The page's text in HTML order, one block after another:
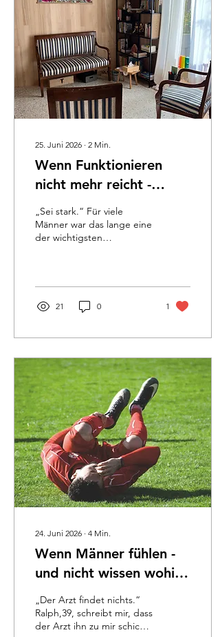
25. Juni 2026 ∙ 2 Min.
Wenn Funktionieren
nicht mehr reicht -
Männer zwischen
Stärke, Scham und
echter Verbindung
„Sei stark.“ Für viele
Männer war das lange eine
der wichtigsten
übernehmen Leistung
bringen Probleme lösen
durchhalten. Gefühle sind
Unsicherheit oder
Überforderung hatten
wenig Platz. Doch viele
Männer erleben heute,
dass dieses traditionelle
Bild von Männlichkeit nicht
mehr ausreicht. Die
Anforderungen sind
vielfältiger geworden:
Männer sollen erfolgreich
sein präsent in
Beziehungen engagierte
Väter...
21 0 1
24. Juni 2026 ∙ 4 Min.
Wenn Männer fühlen -
und nicht wissen wohin
damit...
„Der Arzt findet nichts.“
Ralph,39, schreibt mir, dass
der Arzt ihn zu mir schickt.